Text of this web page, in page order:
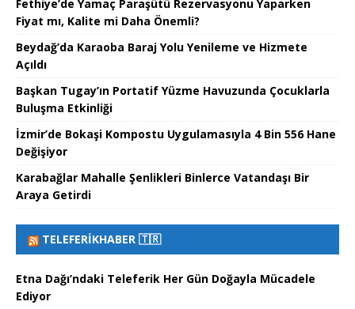
Fethiye’de Yamaç Paraşütü Rezervasyonu Yaparken
Fiyat mı, Kalite mi Daha Önemli?
Beydağ’da Karaoba Baraj Yolu Yenileme ve Hizmete
Açıldı
Başkan Tugay’ın Portatif Yüzme Havuzunda Çocuklarla
Buluşma Etkinliği
İzmir’de Bokaşi Kompostu Uygulamasıyla 4 Bin 556 Hane
Değişiyor
Karabağlar Mahalle Şenlikleri Binlerce Vatandaşı Bir
Araya Getirdi
TELEFERIKHABER 🇹🇷
Etna Dağı’ndaki Teleferik Her Gün Doğayla Mücadele
Ediyor